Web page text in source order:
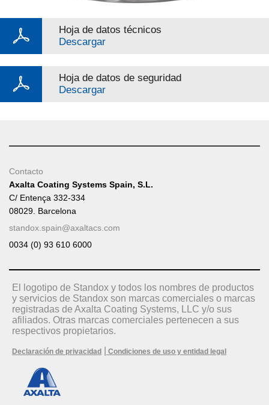
Hoja de datos técnicos
Descargar
Hoja de datos de seguridad
Descargar
Contacto
Axalta Coating Systems Spain, S.L.
C/ Entença 332-334
08029. Barcelona
standox.spain@axaltacs.com
0034 (0) 93 610 6000
El logotipo de Standox y todos los nombres de productos
y servicios de Standox son marcas comerciales o marcas
registradas de Axalta Coating Systems, LLC y/o sus
afiliados. Otras marcas comerciales pertenecen a sus
respectivos propietarios.
Declaración de privacidad Condiciones de uso y entidad legal